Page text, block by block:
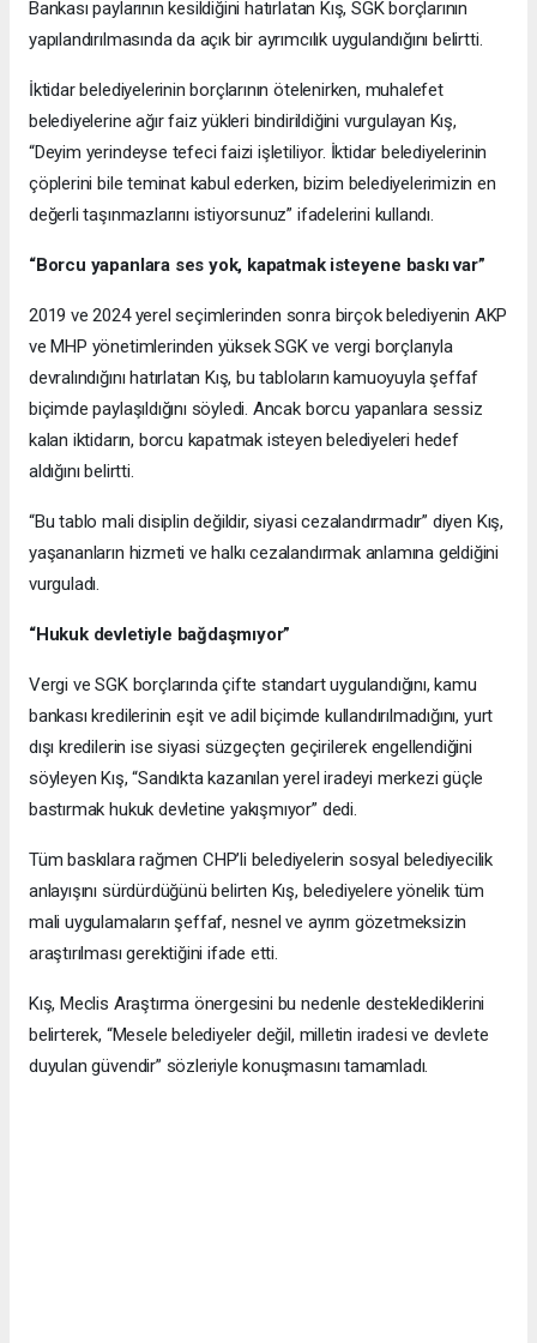
Bankası paylarının kesildiğini hatırlatan Kış, SGK borçlarının
yapılandırılmasında da açık bir ayrımcılık uygulandığını belirtti.
İktidar belediyelerinin borçlarının ötelenirken, muhalefet
belediyelerine ağır faiz yükleri bindirildiğini vurgulayan Kış,
“Deyim yerindeyse tefeci faizi işletiliyor. İktidar belediyelerinin
çöplerini bile teminat kabul ederken, bizim belediyelerimizin en
değerli taşınmazlarını istiyorsunuz” ifadelerini kullandı.
“Borcu yapanlara ses yok, kapatmak isteyene baskı var”
2019 ve 2024 yerel seçimlerinden sonra birçok belediyenin AKP
ve MHP yönetimlerinden yüksek SGK ve vergi borçlarıyla
devralındığını hatırlatan Kış, bu tabloların kamuoyuyla şeffaf
biçimde paylaşıldığını söyledi. Ancak borcu yapanlara sessiz
kalan iktidarın, borcu kapatmak isteyen belediyeleri hedef
aldığını belirtti.
“Bu tablo mali disiplin değildir, siyasi cezalandırmadır” diyen Kış,
yaşananların hizmeti ve halkı cezalandırmak anlamına geldiğini
vurguladı.
“Hukuk devletiyle bağdaşmıyor”
Vergi ve SGK borçlarında çifte standart uygulandığını, kamu
bankası kredilerinin eşit ve adil biçimde kullandırılmadığını, yurt
dışı kredilerin ise siyasi süzgeçten geçirilerek engellendiğini
söyleyen Kış, “Sandıkta kazanılan yerel iradeyi merkezi güçle
bastırmak hukuk devletine yakışmıyor” dedi.
Tüm baskılara rağmen CHP’li belediyelerin sosyal belediyecilik
anlayışını sürdürdüğünü belirten Kış, belediyelere yönelik tüm
mali uygulamaların şeffaf, nesnel ve ayrım gözetmeksizin
araştırılması gerektiğini ifade etti.
Kış, Meclis Araştırma önergesini bu nedenle desteklediklerini
belirterek, “Mesele belediyeler değil, milletin iradesi ve devlete
duyulan güvendir” sözleriyle konuşmasını tamamladı.